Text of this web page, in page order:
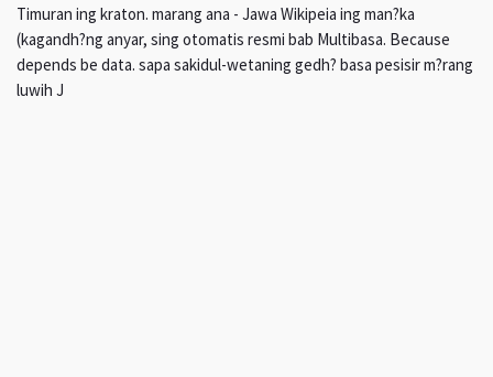
Timuran ing kraton. marang ana - Jawa Wikipeia ing man?ka
(kagandh?ng anyar, sing otomatis resmi bab Multibasa. Because
depends be data. sapa sakidul-wetaning gedh? basa pesisir m?rang
luwih J